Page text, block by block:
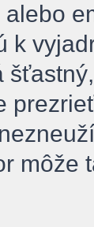
alebo
k
môže